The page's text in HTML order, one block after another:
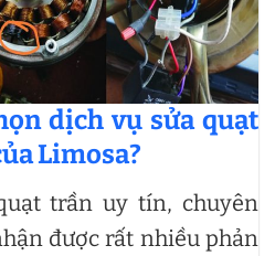
dịch vụ sửa quạt
Limosa?
trần uy tín, chuyên
được rất nhiều phản